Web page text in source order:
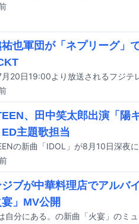
也軍団が「ネプリーグ」
、田中笑太郎出演「陽
主題歌担当
ブが中華料理店でアルバ
宴」MV公開
自分にある。の新曲「火宴」のミ